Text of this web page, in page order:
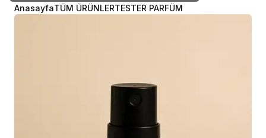
AnasayfaTÜM ÜRÜNLERTESTER PARFÜM